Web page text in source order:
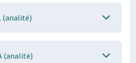
(analitė)
(analitė)